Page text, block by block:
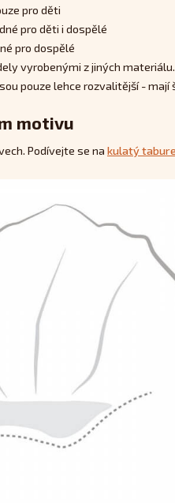
pro děti
pro děti i dospělé
pro dospělé
vyrobenými z jiných materiálu.
pouze lehce rozvalitější - mají
motivu
Podívejte se na kulatý